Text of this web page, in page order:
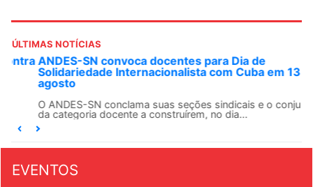
ÚLTIMAS NOTÍCIAS
ANDES-SN convoca docentes para Dia de
Solidariedade Internacionalista com Cuba em 13 de
agosto
O ANDES-SN conclama suas seções sindicais e o conjunto
da categoria docente a construírem, no dia...
EVENTOS